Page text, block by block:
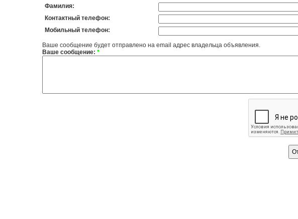
Фамилия:
Контактный телефон:
Мобильный телефон:
Ваше сообщение будет отправлено на email адрес владельца объявления.
Ваше сообщение:*